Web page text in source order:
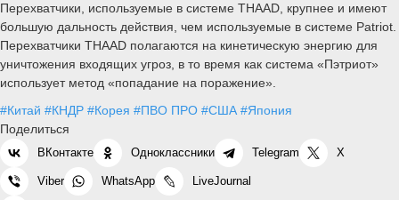
Перехватчики, используемые в системе THAAD, крупнее и имеют
большую дальность действия, чем используемые в системе Patriot.
Перехватчики THAAD полагаются на кинетическую энергию для
уничтожения входящих угроз, в то время как система «Пэтриот»
использует метод «попадание на поражение».
#Китай #КНДР #Корея #ПВО ПРО #США #Япония
Поделиться
ВКонтакте Одноклассники Telegram X
Viber WhatsApp LiveJournal